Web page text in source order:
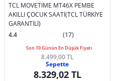
TCL MOVETIME MT46X PEMBE
AKILLI ÇOCUK SAATİ(TCL TÜRKİYE
GARANTİLİ)
4.4
(17)
Son 10 Günün En Düşük Fiyatı
8.499,00 TL
Sepette
8.329,02 TL